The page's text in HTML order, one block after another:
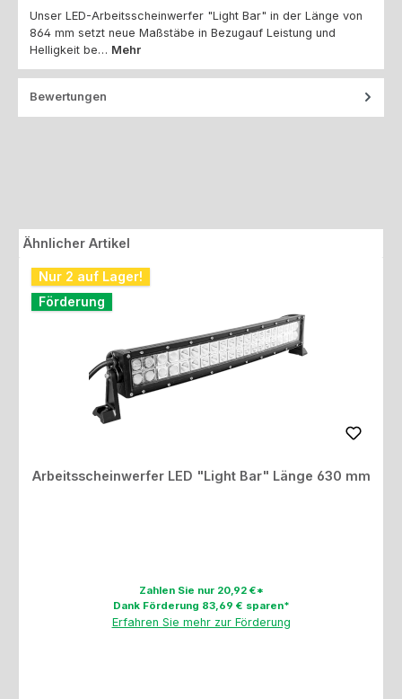
Unser LED-Arbeitsscheinwerfer "Light Bar" in der Länge von
864 mm setzt neue Maßstäbe in Bezugauf Leistung und
Helligkeit be… Mehr
Bewertungen
Produktgalerie überspringen
Ähnlicher Artikel
Nur 2 auf Lager!
Förderung
Arbeitsscheinwerfer LED "Light Bar" Länge 630 mm
Zahlen Sie nur 20,92 €*
Dank Förderung 83,69 € sparen*
Erfahren Sie mehr zur Förderung